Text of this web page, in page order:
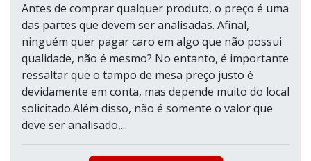
Antes de comprar qualquer produto, o preço é uma
das partes que devem ser analisadas. Afinal,
ninguém quer pagar caro em algo que não possui
qualidade, não é mesmo? No entanto, é importante
ressaltar que o tampo de mesa preço justo é
devidamente em conta, mas depende muito do local
solicitado.Além disso, não é somente o valor que
deve ser analisado,...